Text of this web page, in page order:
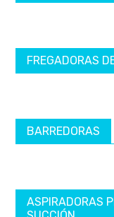
FREGADORAS
BARREDORAS
ASPIRADORAS